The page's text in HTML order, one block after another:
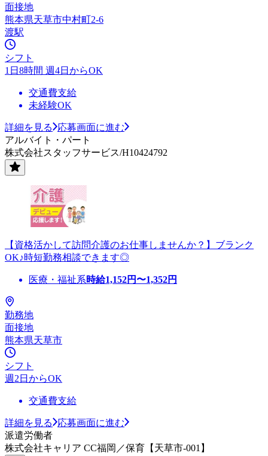
面接地
熊本県天草市中村町2-6
渡駅
シフト
1日8時間 週4日からOK
交通費支給
未経験OK
詳細を見る
応募画面に進む
アルバイト・パート
株式会社スタッフサービス/H10424792
【資格活かして訪問介護のお仕事しませんか？】ブランク
OK♪時短勤務相談できます◎
医療・福祉系時給1,152円〜1,352円
勤務地
面接地
熊本県天草市
シフト
週2日からOK
交通費支給
詳細を見る
応募画面に進む
派遣労働者
株式会社キャリア CC福岡／保育【天草市-001】